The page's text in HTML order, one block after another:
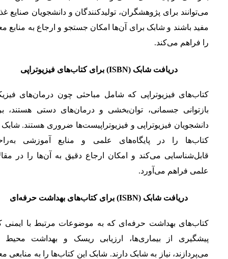
می‌توانند برای پژوهشگران، تولیدکنندگان و دانشجویان صنایع
مفید باشند و شابک برای آن‌ها امکان جستجو و ارجاع به منابع
را فراهم می‌کند.
دریافت شابک (ISBN) برای کتاب‌های فیزیوتراپی
کتاب‌های فیزیوتراپی که شامل مباحثی چون درمان‌های
بازتوانی جسمانی، توان‌بخشی و درمان‌های دستی هستند،
دانشجویان فیزیوتراپی و فیزیوتراپیست‌ها ضروری هستند. شابک
کتاب‌ها را در پایگاه‌های علمی و منابع آموزشی
قابل‌شناسایی می‌کند و امکان ارجاع دقیق به آن‌ها را در
علمی فراهم می‌آورد.
دریافت شابک (ISBN) برای کتاب‌های بهداشت حرفه‌ای
کتاب‌های بهداشت حرفه‌ای که به موضوعات مرتبط با ایمنی
پیشگیری از بیماری‌ها، ارزیابی ریسک و بهداشت محیط
می‌پردازند، نیاز به شابک دارند. شابک این کتاب‌ها را به منابعی